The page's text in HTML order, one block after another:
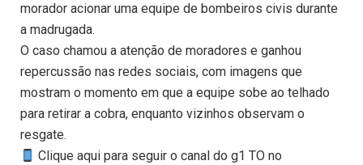
morador acionar uma equipe de bombeiros civis durante
a madrugada.
O caso chamou a atenção de moradores e ganhou
repercussão nas redes sociais, com imagens que
mostram o momento em que a equipe sobe ao telhado
para retirar a cobra, enquanto vizinhos observam o
resgate.
Clique aqui para seguir o canal do g1 TO no